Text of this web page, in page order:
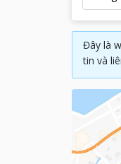
Đây là
tin và